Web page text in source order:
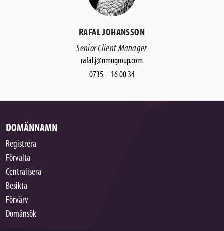
RAFAL JOHANSSON
Senior Client Manager
rafal.j@nmugroup.com
0735 – 16 00 34
DOMÄNNAMN
Registrera
Förvalta
Centralisera
Besikta
Förvärv
Domänsök